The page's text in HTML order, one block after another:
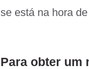
se está na hora
Para obter um